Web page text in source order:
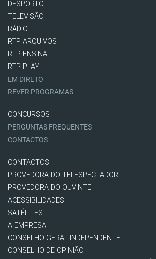
DESPORTO
TELEVISÃO
RÁDIO
RTP ARQUIVOS
RTP ENSINA
RTP PLAY
EM DIRETO
REVER PROGRAMAS
CONCURSOS
PERGUNTAS FREQUENTES
CONTACTOS
CONTACTOS
PROVEDORA DO TELESPECTADOR
PROVEDORA DO OUVINTE
ACESSIBILIDADES
SATÉLITES
A EMPRESA
CONSELHO GERAL INDEPENDENTE
CONSELHO DE OPINIÃO